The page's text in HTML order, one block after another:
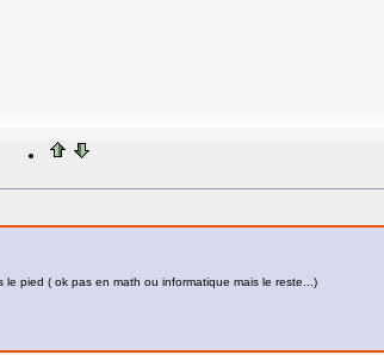
pied ( ok pas en math ou informatique mais le reste...)